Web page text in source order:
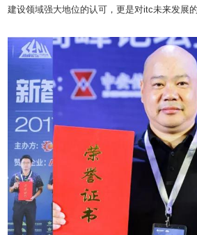
建设领域强大地位的认可，更是对itc未来发展